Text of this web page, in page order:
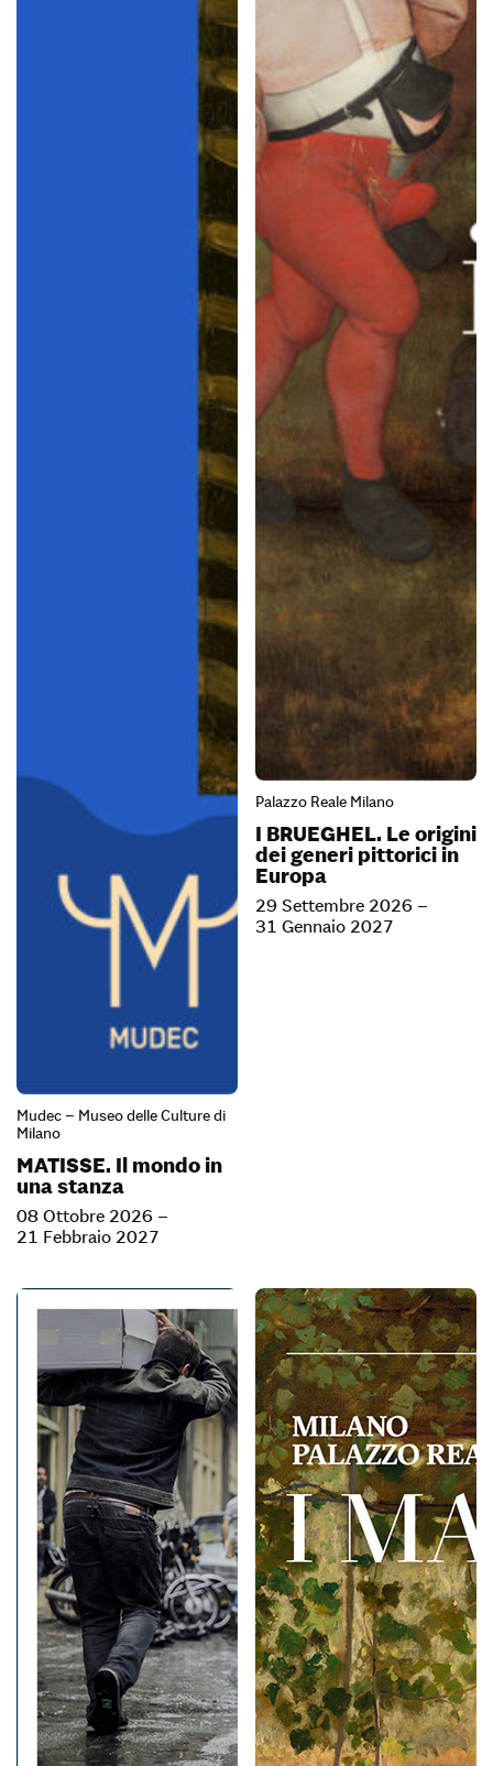
Mudec – Museo delle Culture di
Milano
MATISSE. Il mondo in
una stanza
08 Ottobre 2026 –
21 Febbraio 2027
Palazzo Reale Milano
I BRUEGHEL. Le origini
dei generi pittorici in
Europa
29 Settembre 2026 –
31 Gennaio 2027